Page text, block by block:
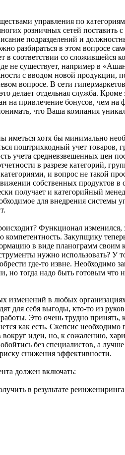
управления по
розничных сетей поставить
подразделений и
разбираться в этом вопросе
в соответствии со сложившейся
не существует, например в
с вводом новой продукции,
вопросе. В сети
делает отдельная служба.
на привлечение бонусов, чем
что Ваша компания
хотя бы минимально
поштрихкодный учет товаров,
учета средневзвешенных цен
в разрезе категорий,
и вопрос не такой
собственных продуктов в
получает и категорийный
для внедрения системы
Функционал изменился,
Закупщику
в виде планограмм своим
нужно использовать? У
где-то извне. Необходимо
тогда надо быть готовым что
в любых
для себя выгоды, кто-то из
Это очень трудно
как есть. Скепсис
идеи, но, к сожалению,
без специалистов, а
снижения эффективности.
должен включать:
в результате